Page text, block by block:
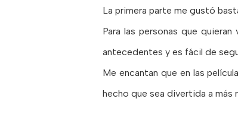
La primera parte me gustó
Para las personas que
antecedentes y es fácil de
Me encantan que en las
hecho que sea divertida a más